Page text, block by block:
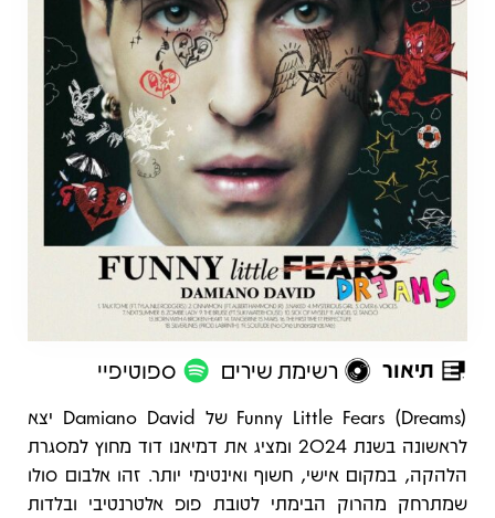
תיאור רשימת שירים ספוטיפיי
תיאור
Funny Little Fears (Dreams) של Damiano David יצא
לראשונה בשנת 2024 ומציג את דמיאנו דוד מחוץ למסגרת
הלהקה, במקום אישי, חשוף ואינטימי יותר. זהו אלבום סולו
שמתרחק מהרוק הבימתי לטובת פופ אלטרנטיבי ובלדות